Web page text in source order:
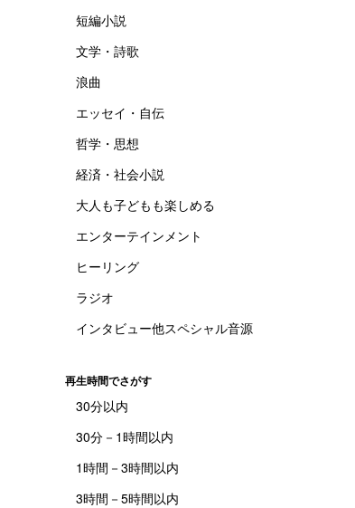
短編小説
文学・詩歌
浪曲
エッセイ・自伝
哲学・思想
経済・社会小説
大人も子どもも楽しめる
エンターテインメント
ヒーリング
ラジオ
インタビュー他スペシャル音源
再生時間でさがす
30分以内
30分－1時間以内
1時間－3時間以内
3時間－5時間以内